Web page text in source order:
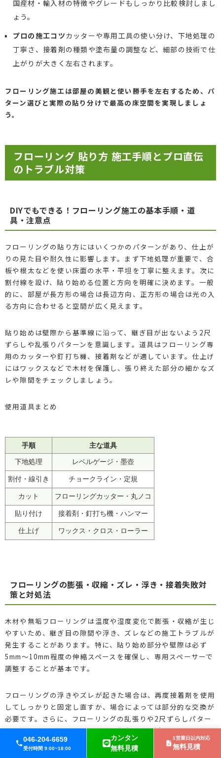
046-204-6659
受付時間 9:00~18:00
カンタン
無料見積
1営業日以内対応
無料見積
国産材・輸入材の特徴やグレードもしっかり比較検討しまし
ょう。
プロの施工コツカッターや専用工具の使い分け、下地処理の
丁寧さ、接着剤の種類や塗布量の調整など、細部の技術で仕
上がりが大きく左右されます。
フローリング施工は部屋の美観と使い勝手を左右するため、パ
ターン選びと実際の貼り分けで最高の床空間を実現しましょ
う。
フローリング 貼り方 施工手順とプロ直伝
のトラブル対策
DIYでもできる！フローリング施工の基本手順・道
具・注意点
フローリングの貼り方にはいくつかのパターンがあり、仕上が
りの見た目や耐久性に影響します。まず下地処理が重要で、合
板や根太などを使い床面の水平・平坦を丁寧に整えます。次に
割付線を設け、貼り始める位置と方向を明確に決めます。一般
的に、部屋が長方形の場合は長辺方向、正方形の場合は光の入
る方向に合わせると空間が広く見えます。
貼り始めは壁際から基準線に沿って、継ぎ目が出ないよう2尺
ずらしや乱張りパターンを意識します。道具はフローリング専
用のカッターや釘打ち機、接着剤などが適しています。仕上げ
にはワックスなどで木材を保護し、張り終えた部分の細かなズ
レや隙間をチェックしましょう。
使用道具まとめ
手順 主な道具
下地処理 レベルゲージ・墨壺
割付・線引き チョークライン・定規
カット フローリングカッター・丸ノコ
貼り付け 接着剤・釘打ち機・ハンマー
仕上げ ワックス・クロス・ローラー
フローリングの膨張・収縮・ズレ・浮き・接着失敗対
策と対処法
木材や無垢フローリングは温度や湿度変化で膨張・収縮が生じ
やすいため、継ぎ目の隙間や浮き、ズレなどの施工トラブルが
発生することがあります。特に、貼り始め部分や壁際は必ず
5mm〜10mm程度の伸縮スペースを確保し、専用スペーサーで
調整することが基本です。
フローリングの浮きやズレが起きた場合は、再度接着剤を使用
してしっかりと固定し直すか、場合によっては部分的な交換が
必要です。さらに、フローリングの乱張りや2尺ずらしパター
ンで施工することで、つなぎ目の集中による浮きや歪みを最小
限に抑えることができます。DIY施工時も、必ず部屋の湿度管
理を心掛けることが重要です。